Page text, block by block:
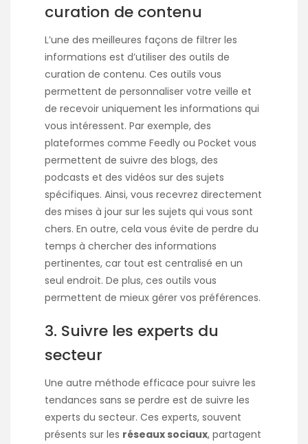
curation de contenu
L’une des meilleures façons de filtrer les
informations est d’utiliser des outils de
curation de contenu. Ces outils vous
permettent de personnaliser votre veille et
de recevoir uniquement les informations qui
vous intéressent. Par exemple, des
plateformes comme Feedly ou Pocket vous
permettent de suivre des blogs, des
podcasts et des vidéos sur des sujets
spécifiques. Ainsi, vous recevrez directement
des mises à jour sur les sujets qui vous sont
chers. En outre, cela vous évite de perdre du
temps à chercher des informations
pertinentes, car tout est centralisé en un
seul endroit. De plus, ces outils vous
permettent de mieux gérer vos préférences.
3. Suivre les experts du
secteur
Une autre méthode efficace pour suivre les
tendances sans se perdre est de suivre les
experts du secteur. Ces experts, souvent
présents sur les réseaux sociaux, partagent